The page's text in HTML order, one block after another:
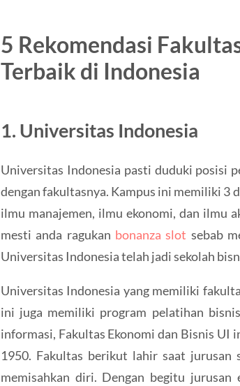
5 Rekomendasi
Terbaik di Indonesia
1. Universitas Indonesia
Universitas Indonesia pasti duduki posisi
dengan fakultasnya. Kampus ini memiliki 3
ilmu manajemen, ilmu ekonomi, dan ilmu
mesti anda ragukan bonanza slot sebab
Universitas Indonesia telah jadi sekolah
Universitas Indonesia yang memiliki
ini juga memiliki program pelatihan
informasi, Fakultas Ekonomi dan Bisnis UI
1950. Fakultas berikut lahir saat jurusan
memisahkan diri. Dengan begitu